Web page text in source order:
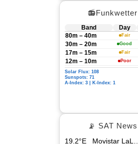
📻Funkwetter
Band Day
80m – 40m
Fair
30m – 20m Good
17m – 15m Fair
12m – 10m Poor
Solar Flux: 108
Sunspots: 71
A-Index: 3 | K-Index: 1
📡 SAT News
19.2°E